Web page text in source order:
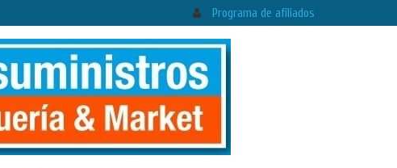
Programa de afiliados